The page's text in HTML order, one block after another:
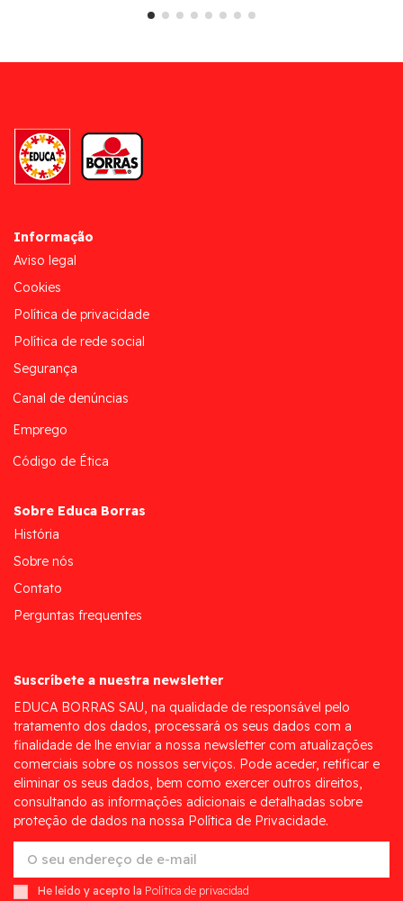
Informação
Aviso legal
Cookies
Política de privacidade
Política de rede social
Segurança
Canal de denúncias
Emprego
Código de Ética
Sobre Educa Borras
História
Sobre nós
Contato
Perguntas frequentes
Suscríbete a nuestra newsletter
EDUCA BORRAS SAU, na qualidade de responsável pelo
tratamento dos dados, processará os seus dados com a
finalidade de lhe enviar a nossa newsletter com atualizações
comerciais sobre os nossos serviços. Pode aceder, retificar e
eliminar os seus dados, bem como exercer outros direitos,
consultando as informações adicionais e detalhadas sobre
proteção de dados na nossa Política de Privacidade.
He leído y acepto la Política de privacidad